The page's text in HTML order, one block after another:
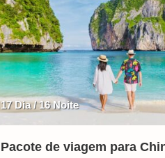
17 Dia / 16 Noite
Pacote de viagem para